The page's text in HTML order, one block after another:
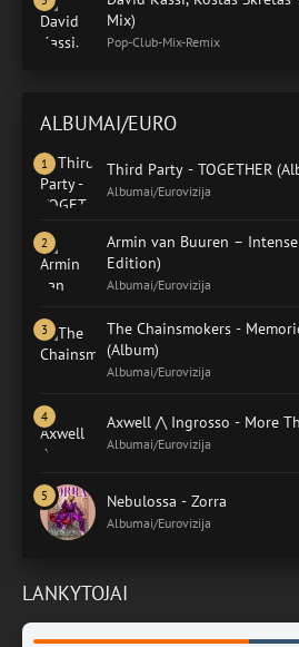
Mix)
Pop-Club-Mix-Remix
ALBUMAI/EURO
Third Party - TOGETHER
Albumai/Eurovizija
Armin van Buuren –
Edition)
Albumai/Eurovizija
The Chainsmokers -
(Album)
Albumai/Eurovizija
Axwell /\ Ingrosso - More
Albumai/Eurovizija
Nebulossa - Zorra
Albumai/Eurovizija
LANKYTOJAI